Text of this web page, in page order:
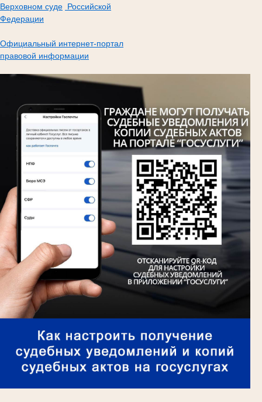
Верховном суде Российской
Федерации
Официальный интернет-портал
правовой информации